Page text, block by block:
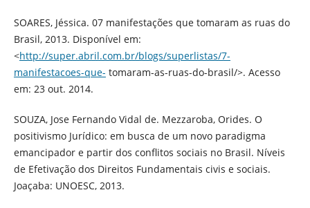
SOARES, Jéssica. 07 manifestações que tomaram as ruas do
Brasil, 2013. Disponível em:
<http://super.abril.com.br/blogs/superlistas/7-
manifestacoes-que- tomaram-as-ruas-do-brasil/>. Acesso
em: 23 out. 2014.
SOUZA, Jose Fernando Vidal de. Mezzaroba, Orides. O
positivismo Jurídico: em busca de um novo paradigma
emancipador e partir dos conflitos sociais no Brasil. Níveis
de Efetivação dos Direitos Fundamentais civis e sociais.
Joaçaba: UNOESC, 2013.